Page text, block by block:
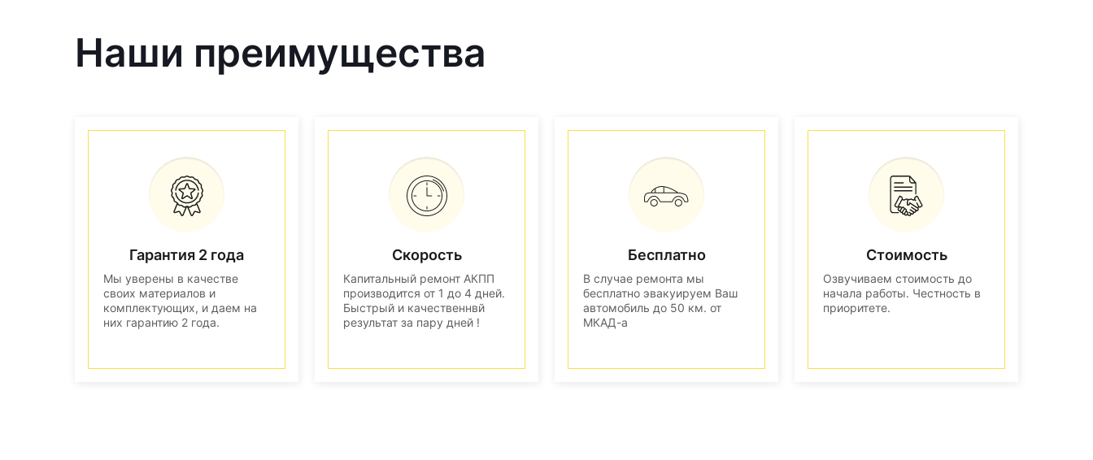
Наши преимущества
Гарантия 2 года
Мы уверены в качестве
своих материалов и
комплектующих, и даем на
них гарантию 2 года.
Скорость
Капитальный ремонт АКПП
производится от 1 до 4 дней.
Быстрый и качественнвй
результат за пару дней !
Бесплатно
В случае ремонта мы
бесплатно эвакуируем Ваш
автомобиль до 50 км. от
МКАД-а
Стоимость
Озвучиваем стоимость до
начала работы. Честность в
приоритете.